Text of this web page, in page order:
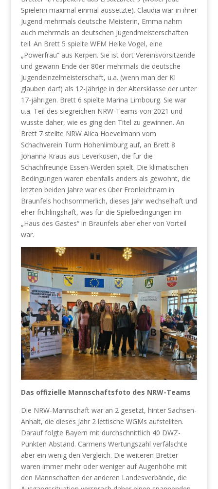
Spielerin maximal einmal aussetzte). Claudia war in ihrer
Jugend mehrmals deutsche Meisterin, Emma nahm
auch mehrmals an deutschen Jugendmeisterschaften
teil. An Brett 5 spielte WFM Heike Vogel, eine
„Powerfrau“ aus Kerpen. Sie ist dort Vereinsvorsitzende
und gewann Ende der 80er mehrmals die deutsche
Jugendeinzelmeisterschaft, u.a. (wenn man der KI
glauben darf) als 12-jährige in der Altersklasse der unter
17-jährigen. Brett 6 spielte Marina Limbourg. Sie war
u.a. Teil des siegreichen NRW-Teams von 2021 und
wusste daher, wie es ging den Titel zu gewinnen. An
Brett 7 stellte NRW Alica Hoevelmann vom
Schachverein Turm Hohenlimburg auf, an Brett 8
Johanna Kraus aus Leverkusen, die für die
Schachfreunde Essen-Werden spielt. Die klimatischen
Bedingungen waren ebenfalls anders als gewohnt, die
letzten beiden Jahre war es über Fronleichnam in
Braunfels hochsommerlich, dieses Jahr wechselhaft und
eher frühlingshaft, was für die Spielbedingungen im
„Haus des Gastes“ in Braunfels aber eher von Vorteil
war.
Das offizielle Mannschaftsfoto des NRW-Teams
Die NRW-Mannschaft war an 2 gesetzt, hinter Sachsen-
Anhalt, die dieses Jahr 2 lettische WGMs aufstellten.
Darauf folgte Bayern mit durchschnittlich 40 DWZ-
Punkten Abstand. Carmens Wertungszahl verfälschte
aber ein wenig den Vergleich. Die weiteren Bretter
waren immer mehr oder weniger auf Augenhöhe mit
den Mannschaften der anderen Landesverbände, die